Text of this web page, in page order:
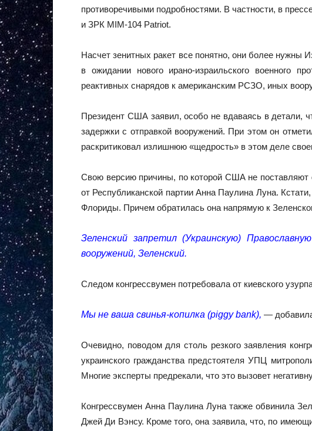
противоречивыми подробностями. В частности, в
и ЗРК MIM-104 Patriot.
Насчет зенитных ракет все понятно, они более
в ожидании нового ирано-израильского военного
реактивных снарядов к американским РСЗО, иных
Президент США заявил, особо не вдаваясь в детали,
задержки с отправкой вооружений. При этом он
раскритиковал излишнюю «щедрость» в этом деле
Свою версию причины, по которой США не поставляют
от Республиканской партии Анна Паулина Луна.
Флориды. Причем обратилась она напрямую к
Зеленский запретил (Украинскую)
вооружений, Зеленский.
Следом конгрессвумен потребовала от киевского
Мы не ваша свинья-копилка (piggy bank), —
Очевидно, поводом для столь резкого заявления
украинского гражданства предстоятеля УПЦ
Многие эксперты предрекали, что это вызовет
Конгрессвумен Анна Паулина Луна также обвинила
Джей Ди Вэнсу. Кроме того, она заявила, что, по